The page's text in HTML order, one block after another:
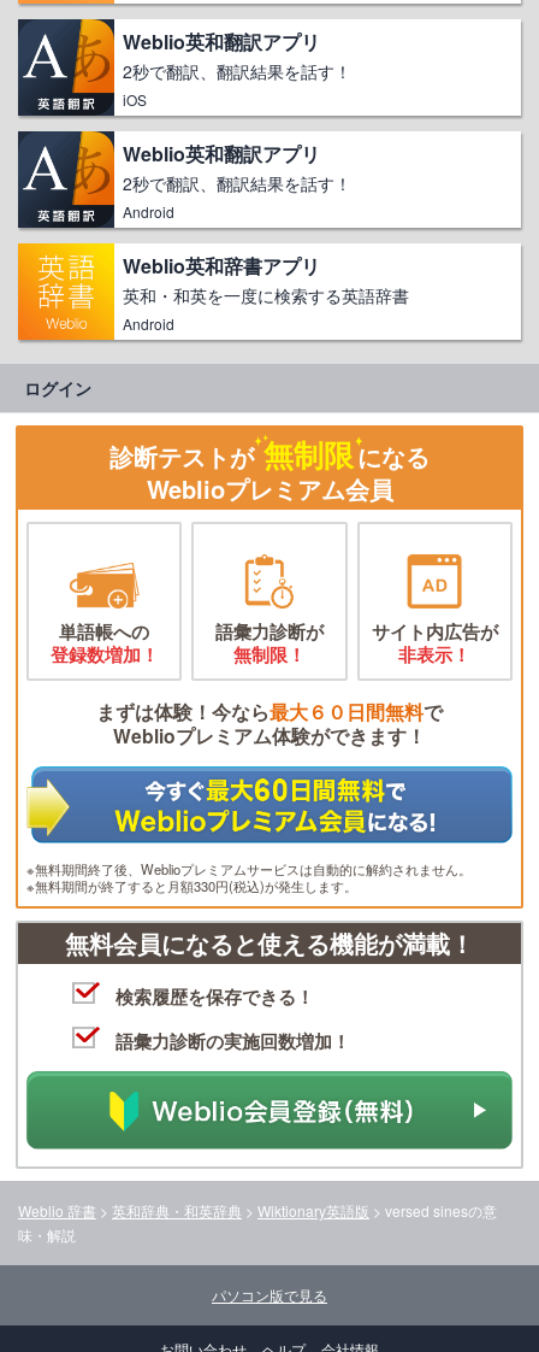
Weblio英和翻訳アプリ
2秒で翻訳、翻訳結果を話す！
iOS
Weblio英和翻訳アプリ
2秒で翻訳、翻訳結果を話す！
Android
Weblio英和辞書アプリ
英和・和英を一度に検索する英語辞書
Android
ログイン
診断テストが 無制限になる
Weblioプレミアム会員
単語帳への
登録数増加！
語彙力診断が
無制限！
サイト内広告が
非表示！
まずは体験！今なら最大６０日間無料で
Weblioプレミアム体験ができます！
※無料期間終了後、Weblioプレミアムサービスは自動的に解約されません。
※無料期間が終了すると月額330円(税込)が発生します。
無料会員になると使える機能が満載！
検索履歴を保存できる！
語彙力診断の実施回数増加！
Weblio 辞書 > 英和辞典・和英辞典 > Wiktionary英語版 > versed sinesの意
味・解説
パソコン版で見る